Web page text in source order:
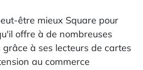
être mieux Square pour
offre à de nombreuses
à ses lecteurs de cartes
au commerce